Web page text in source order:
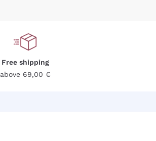
Free shipping
above 69,00 €